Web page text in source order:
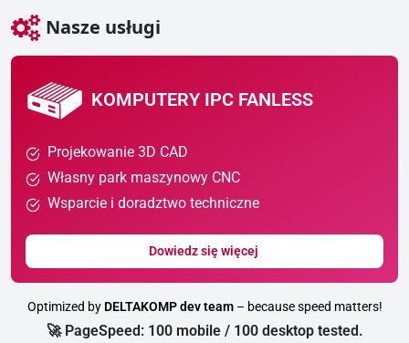
Nasze usługi
KOMPUTERY IPC FANLESS
Projekowanie 3D CAD
Własny park maszynowy CNC
Wsparcie i doradztwo techniczne
Dowiedz się więcej
Optimized by DELTAKOMP dev team– because speed matters!
🚀 PageSpeed: 100 mobile / 100 desktop tested.